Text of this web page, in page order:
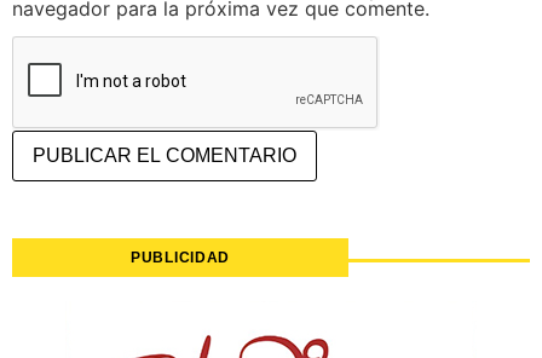
navegador para la próxima vez que comente.
PUBLICIDAD